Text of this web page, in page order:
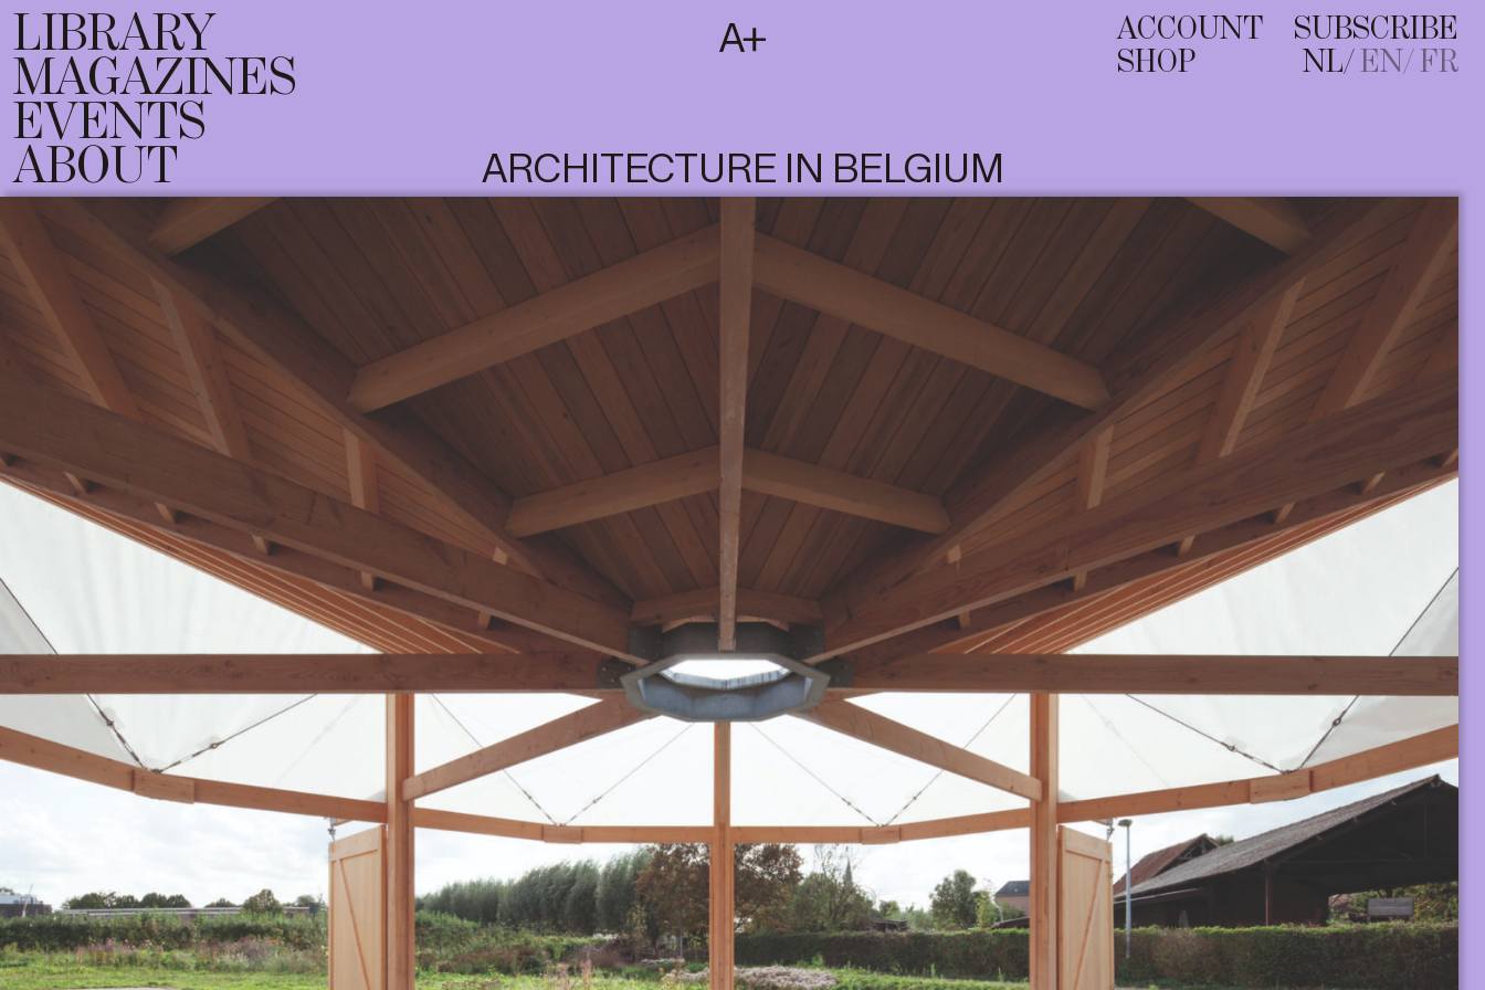
T
FR
LIBRARY
MAGAZINES
EVENTS
ABOUT
ACCOUNT
SHOP
SUBSCRIBE
NL EN FR
ARCHITECTURE IN BELGIUM